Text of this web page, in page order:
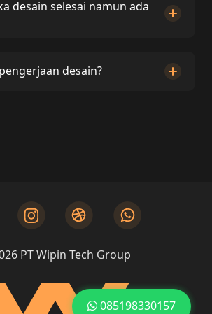
desain selesai namun ada
desain?
085198330157
PT Wipin Tech Group